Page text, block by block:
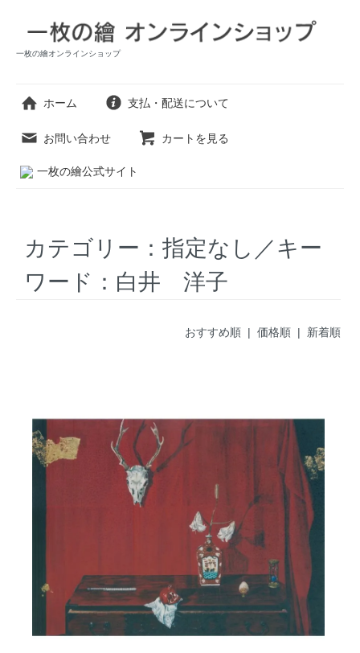
一枚の繪オンラインショップ
ホーム 支払・配送について
お問い合わせ カートを見る
一枚の繪公式サイト
カテゴリー：指定なし／キー
ワード：白井 洋子
おすすめ順 | 価格順| 新着順